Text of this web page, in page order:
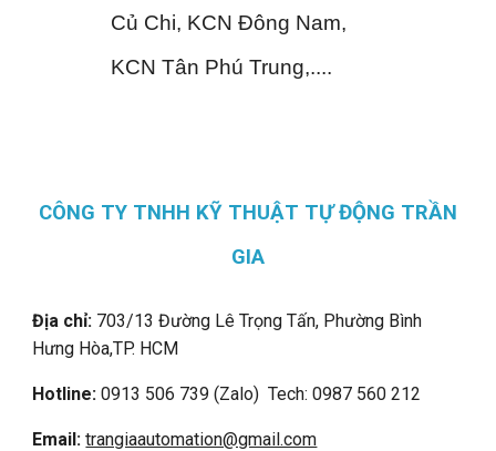
Củ Chi, KCN Đông Nam,
KCN Tân Phú Trung,....
CÔNG TY TNHH KỸ THUẬT TỰ ĐỘNG TRẦN
GIA
Địa chỉ: 703/13 Đường Lê Trọng Tấn, Phường Bình
Hưng Hòa,TP. HCM
Hotline: 0913 506 739 (Zalo) Tech: 0987 560 212
Email:trangiaautomation@gmail.com